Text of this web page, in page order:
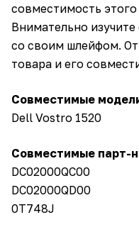
совместимость
Внимательно
со своим шлейфом.
товара и его
Совместимые
Dell Vostro 1520
Совместимые парт-
DC02000QC00
DC02000QD00
0T748J